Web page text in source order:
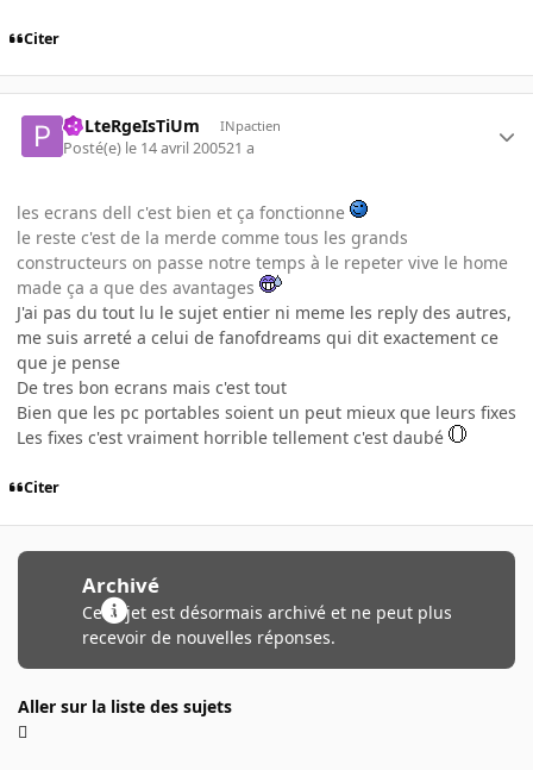
Citer
PoLteRgeIsTiUm INpactien
Posté(e) le 14 avril 200521 a
les ecrans dell c'est bien et ça fonctionne
le reste c'est de la merde comme tous les grands
constructeurs on passe notre temps à le repeter vive le home
made ça a que des avantages
J'ai pas du tout lu le sujet entier ni meme les reply des autres,
me suis arreté a celui de fanofdreams qui dit exactement ce
que je pense
De tres bon ecrans mais c'est tout
Bien que les pc portables soient un peut mieux que leurs fixes
Les fixes c'est vraiment horrible tellement c'est daubé
Citer
Archivé
Ce sujet est désormais archivé et ne peut plus
recevoir de nouvelles réponses.
Aller sur la liste des sujets